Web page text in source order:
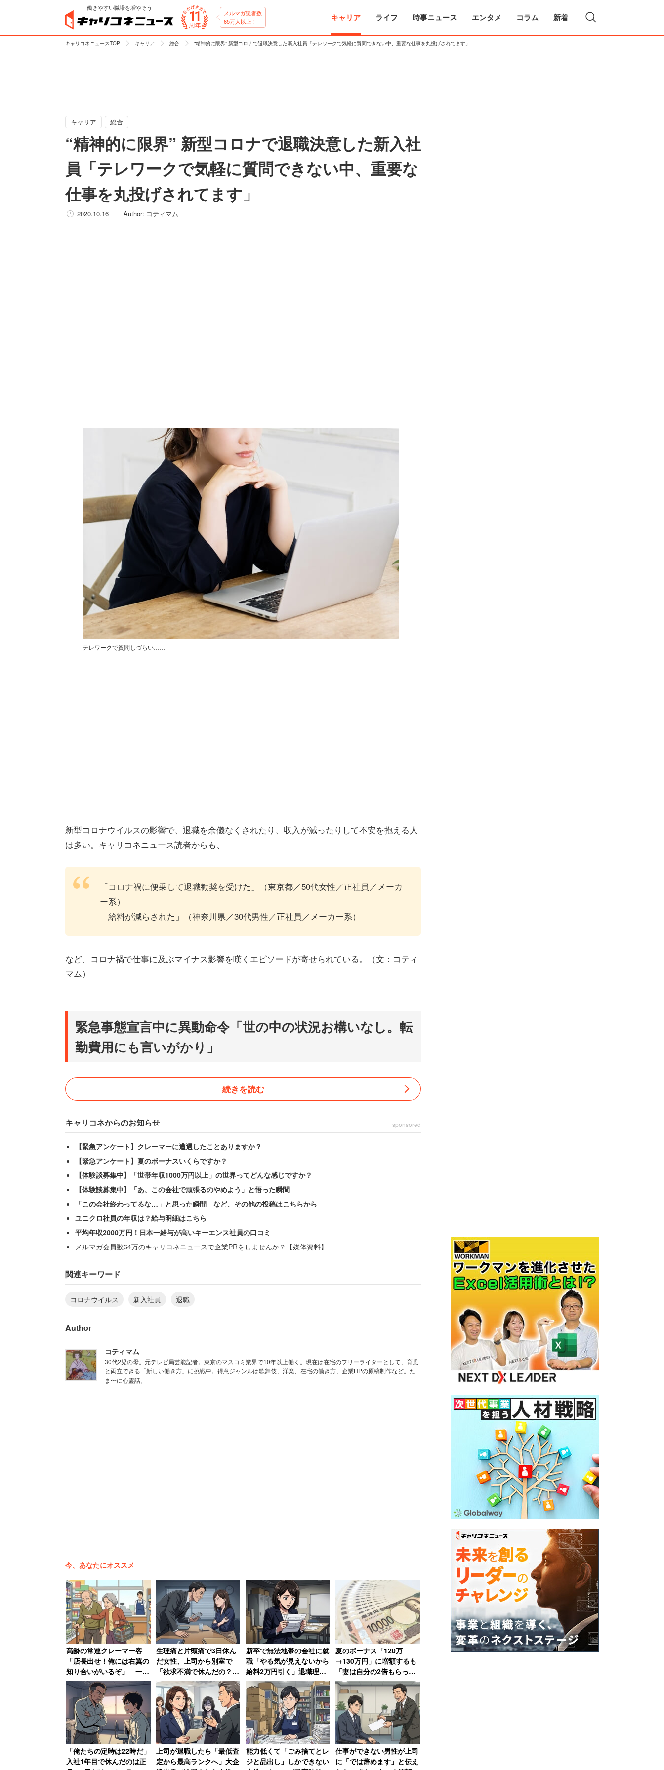
働きやすい職場を増やそう
メルマガ読者数
65万人以上！
キャリア ライフ 時事ニュース エンタメ コラム 新着
キャリコネニュースTOP キャリア 総合 “精神的に限界” 新型コロナで退職決意した新入社員「テレワークで気軽に質問できない中、重要な仕事を丸投げされてます」
キャリア 総合
“精神的に限界” 新型コロナで退職決意した新入社
員「テレワークで気軽に質問できない中、重要な
仕事を丸投げされてます」
2020.10.16 Author: コティマム
テレワークで質問しづらい……
新型コロナウイルスの影響で、退職を余儀なくされたり、収入が減ったりして不安を抱える人
は多い。キャリコネニュース読者からも、
「コロナ禍に便乗して退職勧奨を受けた」（東京都／50代女性／正社員／メーカ
ー系）
「給料が減らされた」（神奈川県／30代男性／正社員／メーカー系）
など、コロナ禍で仕事に及ぶマイナス影響を嘆くエピソードが寄せられている。（文：コティ
マム）
緊急事態宣言中に異動命令「世の中の状況お構いなし。転
勤費用にも言いがかり」
「緊急事態宣言発令直後に中部地方から関東地方への異動を言い渡された。しか
緊急事態宣言下で、新型コロナウイルスの感染拡大が顕著であった関東地方への異動を命じら
れた女性。その際の会社の対応にも不満があったという。
新入社員「前任者は精神的に追い詰められ、退職してし
まったような仕事です」
コロナ禍では、新卒採用の内定取り消しも話題となった。業績の悪化で採用予定の学生を受け
入れられなくなった企業も多い。また、このタイミングで新卒として入社した新社会人から
も、不安の声が寄せられている。
「新卒で今年社会人になりました。現在非常に責任の重い仕事を1人で任されてい
ます。前任者や前々任者は精神的に追い詰められ、退職や部署移動をしてしまっ
たような仕事です。テレワークで気軽に質問もできない中、何もわからぬ新人の
続きを読む
キャリコネからのお知らせ sponsored
【緊急アンケート】クレーマーに遭遇したことありますか？
【緊急アンケート】夏のボーナスいくらですか？
【体験談募集中】「世帯年収1000万円以上」の世界ってどんな感じですか？
【体験談募集中】「あ、この会社で頑張るのやめよう」と悟った瞬間
「この会社終わってるな…」と思った瞬間 など、その他の投稿はこちらから
ユニクロ社員の年収は？給与明細はこちら
平均年収2000万円！日本一給与が高いキーエンス社員の口コミ
メルマガ会員数64万のキャリコネニュースで企業PRをしませんか？【媒体資料】
関連キーワード
コロナウイルス 新入社員 退職
Author
コティマム
30代2児の母。元テレビ局芸能記者。東京のマスコミ業界で10年以上働く。現在は在宅のフリーライターとして、育児
と両立できる「新しい働き方」に挑戦中。得意ジャンルは歌舞伎、洋楽、在宅の働き方、企業HPの原稿制作など。た
ま〜に心霊話。
今、あなたにオススメ
高齢の常連クレーマー客
「店長出せ！俺には右翼の
知り合いがいるぞ」 一方
普段は「奥様と一緒だと大
人しく買い物」
生理痛と片頭痛で3日休ん
だ女性、上司から別室で
「欲求不満で休んだの？」
とセクハラ受けて退職→そ
の後、会社倒産で「ザマー
ミロ！」
新卒で無法地帯の会社に就
職「やる気が見えないから
給料2万円引く」退職理由
は「1000万円売り上げて
ボーナス6万円」だった女
性【後編】
夏のボーナス「120万
→130万円」に増額するも
「妻は自分の2倍もらって
いる」と語る年収850万円
の30代男性
「俺たちの定時は22時だ」
入社1年目で休んだのは正
上司が退職したら「最低査
定から最高ランクへ」大企
能力低くて「ごみ捨てとレ
ジと品出し」しかできない
仕事ができない男性が上司
に「では辞めます」と伝え